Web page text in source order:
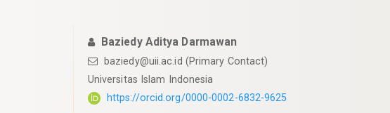
Baziedy Aditya Darmawan
baziedy@uii.ac.id (Primary Contact)
Universitas Islam Indonesia
https://orcid.org/0000-0002-6832-9625